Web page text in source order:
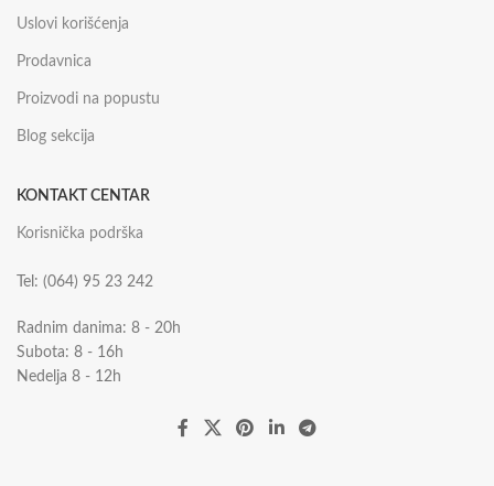
Uslovi korišćenja
Prodavnica
Proizvodi na popustu
Blog sekcija
KONTAKT CENTAR
Korisnička podrška
Tel: (064) 95 23 242
Radnim danima: 8 - 20h
Subota: 8 - 16h
Nedelja 8 - 12h